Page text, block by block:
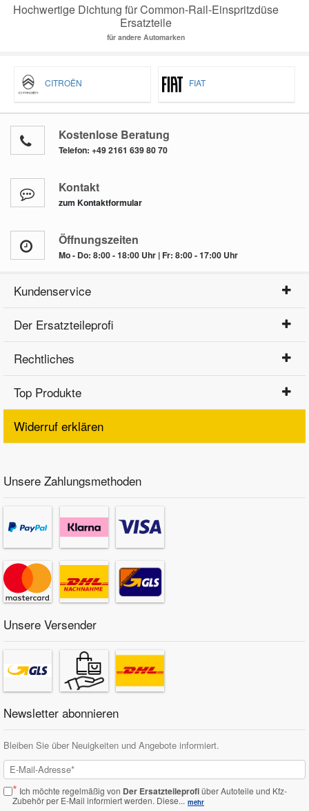
Hochwertige Dichtung für Common-Rail-Einspritzdüse
Ersatzteile
für andere Automarken
CITROËN FIAT
Kostenlose Beratung
Telefon: +49 2161 639 80 70
Kontakt
zum Kontaktformular
Öffnungszeiten
Mo - Do: 8:00 - 18:00 Uhr | Fr: 8:00 - 17:00 Uhr
Kundenservice
Der Ersatzteileprofi
Rechtliches
Top Produkte
Widerruf erklären
Unsere Zahlungsmethoden
Unsere Versender
Newsletter abonnieren
Bleiben Sie über Neuigkeiten und Angebote informiert.
* Ich möchte regelmäßig von Der Ersatzteileprofiüber Autoteile und Kfz-
Zubehör per E-Mail informiert werden. Diese... mehr